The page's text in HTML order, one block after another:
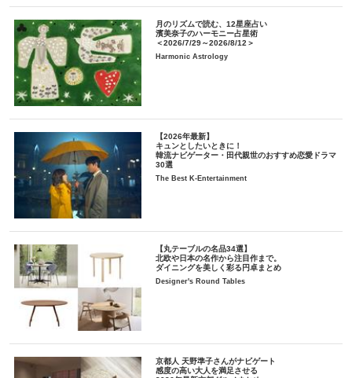
月のリズムで読む、12星座占い
濱美奈子のハーモニー占星術
＜2026/7/29～2026/8/12＞
Harmonic Astrology
【2026年最新】
キュンとしたいときに！
韓流ナビゲーター・田代親世のおすすめ恋愛ドラマ
30選
The Best K-Entertainment
【丸テーブルの名品34選】
北欧や日本の名作から注目作まで。
ダイニングを美しく彩る円卓まとめ
Designer's Round Tables
京都人 天野準子さんがナビゲート
感度の高い大人を満足させる